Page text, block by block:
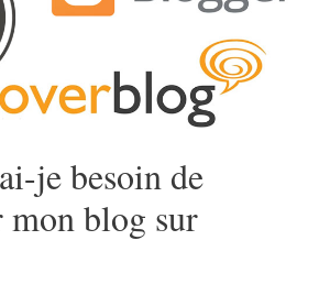
je besoin de
mon blog sur